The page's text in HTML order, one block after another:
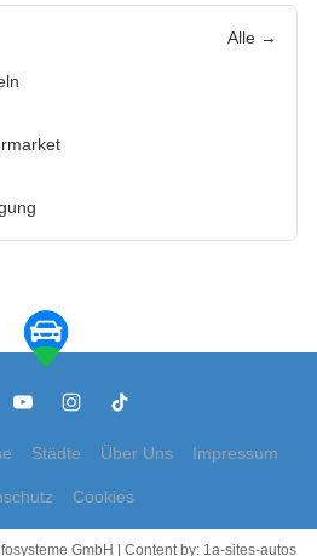
Alle →
Städte Über Uns Impressum
Cookies
GmbH | Content by: 1a-sites-autos